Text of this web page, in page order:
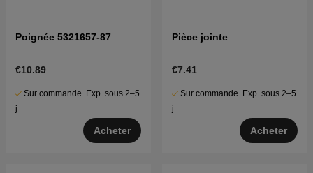
Poignée 5321657-87
€10.89
Sur commande. Exp. sous 2–5
j
Acheter
Pièce jointe
€7.41
Sur commande. Exp. sous 2–5
j
Acheter